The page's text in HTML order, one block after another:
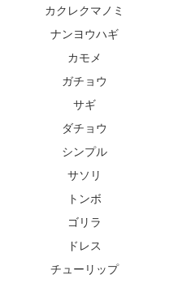
カクレクマノミ
ナンヨウハギ
カモメ
ガチョウ
サギ
ダチョウ
シンプル
サソリ
トンボ
ゴリラ
ドレス
チューリップ